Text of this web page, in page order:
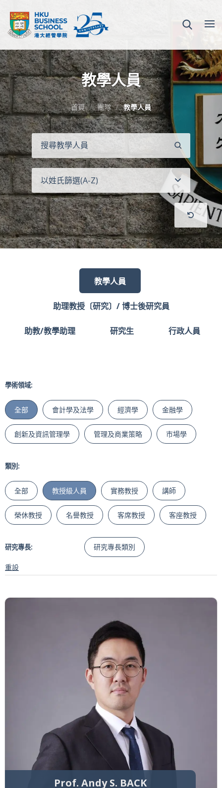
教學人員
首頁 團隊 教學人員
尋
以姓氏篩選(A-Z)
教學人員
助理教授〔研究〕/ 博士後研究員
助教/教學助理 研究生 行政人員
學術領域:
全部 會計學及法學 經濟學 金融學
創新及資訊管理學 管理及商業策略 市場學
類別:
全部 教授級人員 實務教授 講師
榮休教授 名譽教授 客席教授 客座教授
研究專長: 研究專長類別
重設
Prof. Andy S. BACK